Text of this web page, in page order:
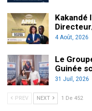
Kakandé
4 Août, 2026
Le
Guinée
31 Juil, 2026
PREV NEXT 1 De 452